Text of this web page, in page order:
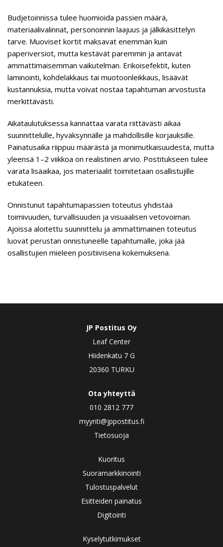
Budjetoinnissa tulee huomioida passien määrä,
materiaalivalinnat, personoinnin laajuus ja jälkikäsittelyn
tarve. Muoviset kortit maksavat enemmän kuin
paperiversiot, mutta kestävät paremmin ja antavat
ammattimaisemman vaikutelman. Erikoisefektit, kuten
laminointi, kohdelakkaus tai muotoonleikkaus, lisäävät
kustannuksia, mutta voivat nostaa tapahtuman arvostusta
merkittävästi.
Aikataulutuksessa kannattaa varata riittävästi aikaa
suunnittelulle, hyväksynnälle ja mahdollisille korjauksille.
Painatusaika riippuu määrästä ja monimutkaisuudesta, mutta
yleensä 1–2 viikkoa on realistinen arvio. Postitukseen tulee
varata lisäaikaa, jos materiaalit toimitetaan osallistujille
etukäteen.
Onnistunut tapahtumapassien toteutus yhdistää
toimivuuden, turvallisuuden ja visuaalisen vetovoiman.
Ajoissa aloitettu suunnittelu ja ammattimainen toteutus
luovat perustan onnistuneelle tapahtumalle, joka jää
osallistujien mieleen positiivisena kokemuksena.
JP Postitus Oy
Leaf Center
Hiidenkatu 7 G
20360 TURKU
Ota yhteyttä
010 2812 777
myynti@jppostitus.fi
Tietosuoja
Kuoritus
Suoramarkkinointi
Tulostuspalvelut
Esitteiden painatus
Digitointi
Kyselytutkimukset